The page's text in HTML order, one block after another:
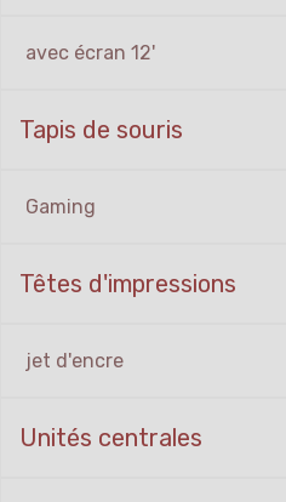
avec écran 12'
Tapis de souris
Gaming
Têtes d'impressions
jet d'encre
Unités centrales